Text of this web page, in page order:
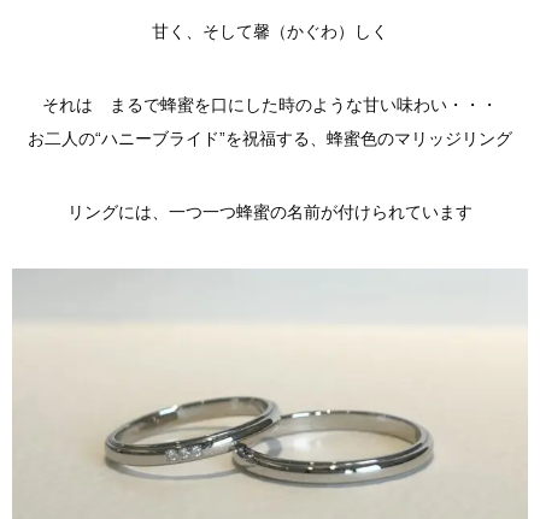
甘く、そして馨（かぐわ）しく
それは まるで蜂蜜を口にした時のような甘い味わい・・・
お二人の“ハニーブライド”を祝福する、蜂蜜色のマリッジリング
リングには、一つ一つ蜂蜜の名前が付けられています